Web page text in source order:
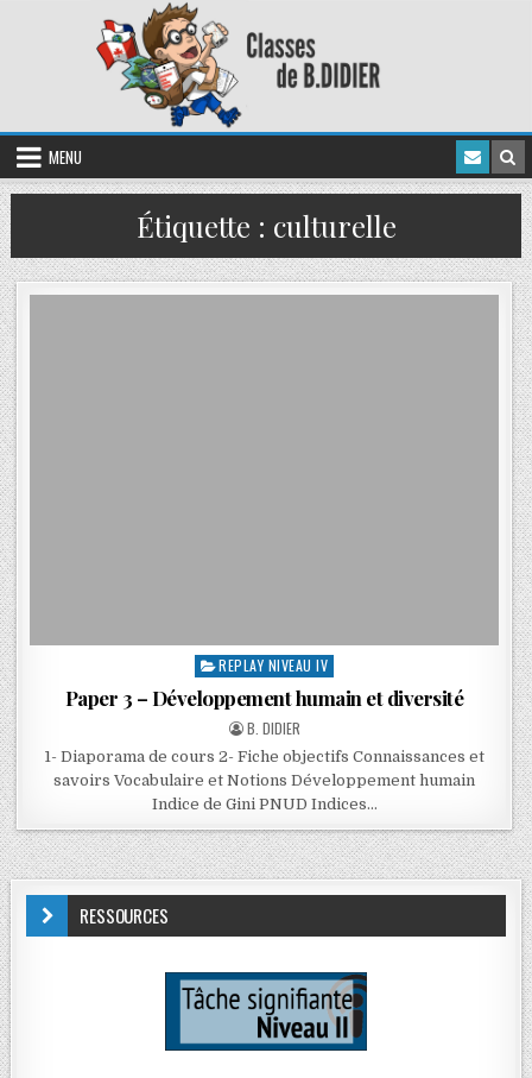
MENU
Étiquette : culturelle
REPLAY NIVEAU IV
Paper 3 – Développement humain et diversité
B. DIDIER
1- Diaporama de cours 2- Fiche objectifs Connaissances et
savoirs Vocabulaire et Notions Développement humain
Indice de Gini PNUD Indices…
RESSOURCES